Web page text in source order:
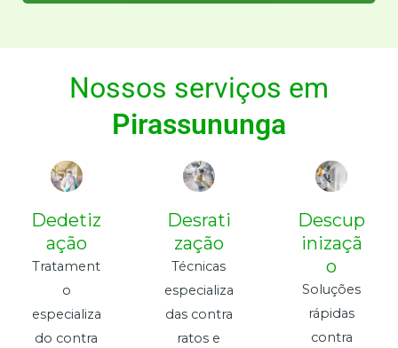
Nossos serviços em
Pirassununga
Dedetiz
ação
Tratament
o
especializa
do contra
Desrati
zação
Técnicas
especializa
das contra
ratos e
Descup
inizaçã
o
Soluções
rápidas
contra